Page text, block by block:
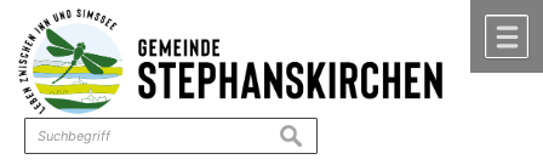
Zum Inhalt ,zur Navigation
suchen